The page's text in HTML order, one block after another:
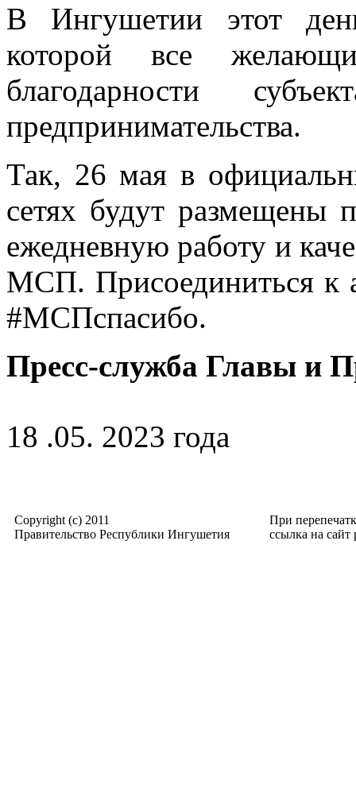
В Ингушетии этот
которой все
благодарности
предпринимательства.
Так, 26 мая в
сетях будут размещены
ежедневную работу и
МСП. Присоединиться к
#МСПспасибо.
Пресс-служба Главы и
18 .05. 2023 года
Copyright (c) 2011
Правительство Республики Ингушетия
При
ссылка на сайт